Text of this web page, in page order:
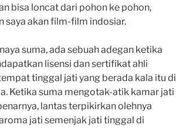
bisa loncat dari pohon ke pohon,
saya akan film-film indosiar.
suma, ada sebuah adegan ketika
lisensi dan sertifikat ahli
tinggal jati yang berada kala itu di
Ketika suma mengotak-atik kamar jati
lantas terpikirkan olehnya
jati semenjak jati tinggal di